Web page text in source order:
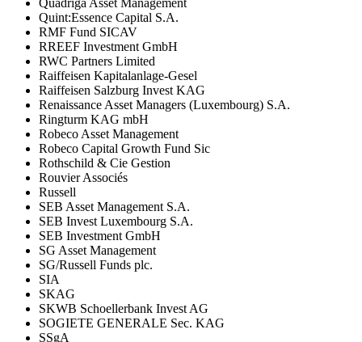
Quint:Essence Capital S.A.
RMF Fund SICAV
RREEF Investment GmbH
RWC Partners Limited
Raiffeisen Kapitalanlage-Gesel
Raiffeisen Salzburg Invest KAG
Renaissance Asset Managers (Luxembourg) S.A.
Ringturm KAG mbH
Robeco Asset Management
Robeco Capital Growth Fund Sic
Rothschild & Cie Gestion
Rouvier Associés
Russell
SEB Asset Management S.A.
SEB Invest Luxembourg S.A.
SEB Investment GmbH
SG Asset Management
SG/Russell Funds plc.
SIA
SKAG
SKWB Schoellerbank Invest AG
SOGIETE GENERALE Sec. KAG
SSgA